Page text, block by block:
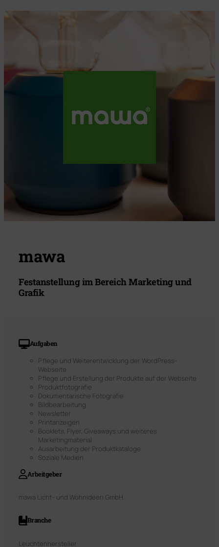
mawa
Festanstellung im Bereich Marketing und
Grafik
Aufgaben
Pflege und Weiterentwicklung der WordPress-
Webseite
Pflege und Erstellung der Produkte auf der Webseite
Produktfotografie
Dokumentarische Fotografie
Bildbearbeitung
Newsletter
Printanzeigen
Booklets, Flyer, Giveaways und weiteres
Marketingmaterial
Ausarbeitung der Produktkataloge
Soziale Medien
Arbeitgeber
mawa Licht- und Wohnideen GmbH
Branche
Leuchtenhersteller